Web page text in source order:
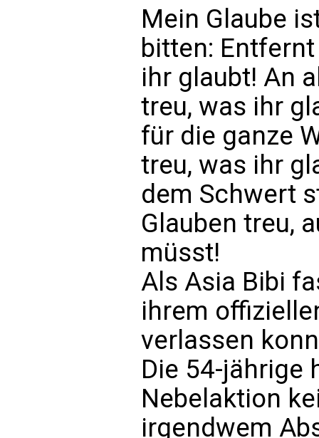
Mein Glaube
bitten:
ihr glaubt! An
treu, was ihr
für die ganze
treu, was ihr
dem Schwert
Glauben treu,
müsst!
Als Asia Bibi
ihrem
verlassen
Die 54-jährige
Nebelaktion
irgendwem